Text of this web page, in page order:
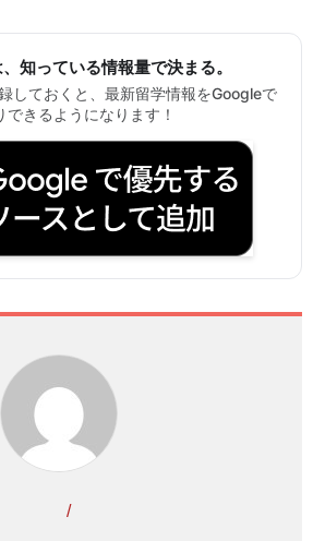
知っている情報量で決まる。
しておくと、最新留学情報をGoogleで
できるようになります！
/